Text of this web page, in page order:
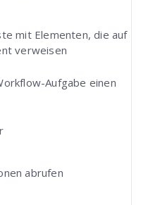
mit Elementen, die auf
verweisen
Aufgabe einen
abrufen